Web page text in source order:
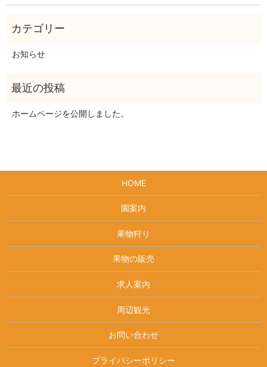
お知らせ
ホームページを公開しました。
HOME
園案内
果物狩り
果物の販売
求人案内
周辺観光
お問い合わせ
プライバシーポリシー